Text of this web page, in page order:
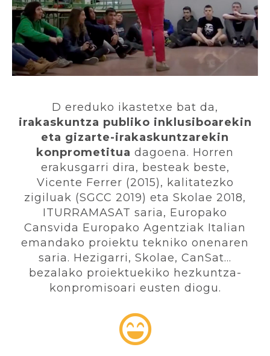
D ereduko ikastetxe bat da,
irakaskuntza publiko inklusiboarekin
eta gizarte-irakaskuntzarekin
konprometitua dagoena. Horren
erakusgarri dira, besteak beste,
Vicente Ferrer (2015), kalitatezko
zigiluak (SGCC 2019) eta Skolae 2018,
ITURRAMASAT saria, Europako
Cansvida Europako Agentziak Italian
emandako proiektu tekniko onenaren
saria. Hezigarri, Skolae, CanSat…
bezalako proiektuekiko hezkuntza-
konpromisoari eusten diogu.